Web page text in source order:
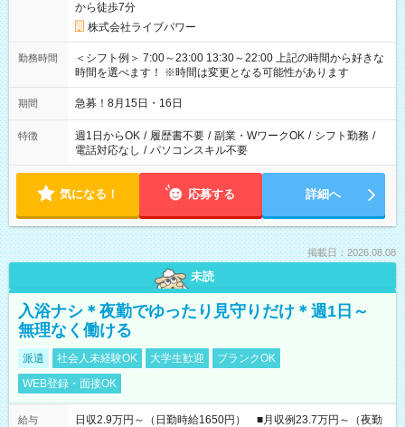
から徒歩7分
株式会社ライブパワー
勤務時間
＜シフト例＞ 7:00～23:00 13:30～22:00 上記の時間から好きな
時間を選べます！ ※時間は変更となる可能性があります
期間 急募！8月15日・16日
特徴 週1日からOK / 履歴書不要 / 副業・WワークOK / シフト勤務 /
電話対応なし / パソコンスキル不要
気になる！ 応募する 詳細へ
掲載日：2026.08.08
未読
入浴ナシ＊夜勤でゆったり見守りだけ＊週1日～
無理なく働ける
派遣 社会人未経験OK 大学生歓迎
ブランクOK
WEB登録・面接OK
給与 日収2.9万円～（日勤時給1650円） ■月収例23.7万円～（夜勤